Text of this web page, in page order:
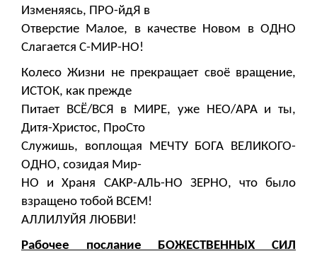
Изменяясь, ПРО-йдЯ в
Отверстие Малое, в качестве Новом в ОДНО
Слагается С-МИР-НО!
Колесо Жизни не прекращает своё вращение,
ИСТОК, как прежде
Питает ВСЁ/ВСЯ в МИРЕ, уже НЕО/АРА и ты,
Дитя-Христос, ПроСто
Служишь, воплощая МЕЧТУ БОГА ВЕЛИКОГО-
ОДНО, созидая Мир-
НО и Храня САКР-АЛЬ-НО ЗЕРНО, что было
взращено тобой ВСЕМ!
АЛЛИЛУЙЯ ЛЮБВИ!
Рабочее послание БОЖЕСТВЕННЫХ СИЛ